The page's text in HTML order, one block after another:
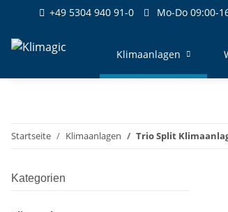
+49 5304 940 91-0 Mo-Do 09:00-
Klimaanlagen
Startseite Klimaanlagen Trio Split
Kategorien